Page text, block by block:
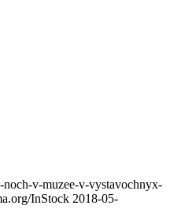
noch-v-muzee-v-vystavochnyx-
InStock 2018-05-